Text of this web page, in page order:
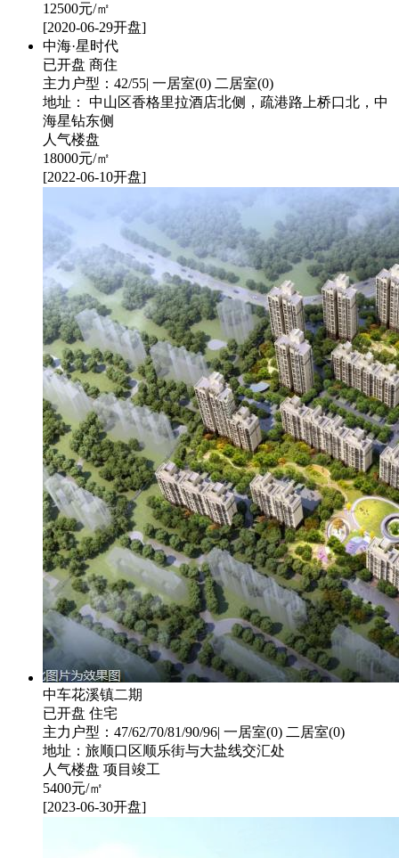
12500元/㎡
[2020-06-29开盘]
中海·星时代
已开盘 商住
主力户型：42/55| 一居室(0) 二居室(0)
地址： 中山区香格里拉酒店北侧，疏港路上桥口北，中
海星钻东侧
人气楼盘
18000元/㎡
[2022-06-10开盘]
中车花溪镇二期
已开盘 住宅
主力户型：47/62/70/81/90/96| 一居室(0) 二居室(0)
地址：旅顺口区顺乐街与大盐线交汇处
人气楼盘 项目竣工
5400元/㎡
[2023-06-30开盘]